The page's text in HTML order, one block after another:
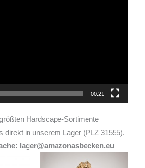
00:21
Hardscape-Sortimente
direkt in unserem Lager (PLZ 31555).
lager@amazonasbecken.eu